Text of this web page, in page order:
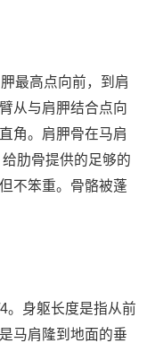
最高点向前，到肩
从与肩胛结合点向
角。肩胛骨在马肩
肋骨提供的足够的
不笨重。骨骼被蓬
身躯长度是指从前
马肩隆到地面的垂